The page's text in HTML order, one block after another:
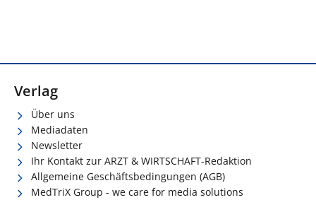
Verlag
Über uns
Mediadaten
Newsletter
Ihr Kontakt zur ARZT & WIRTSCHAFT-Redaktion
Allgemeine Geschäftsbedingungen (AGB)
MedTriX Group - we care for media solutions